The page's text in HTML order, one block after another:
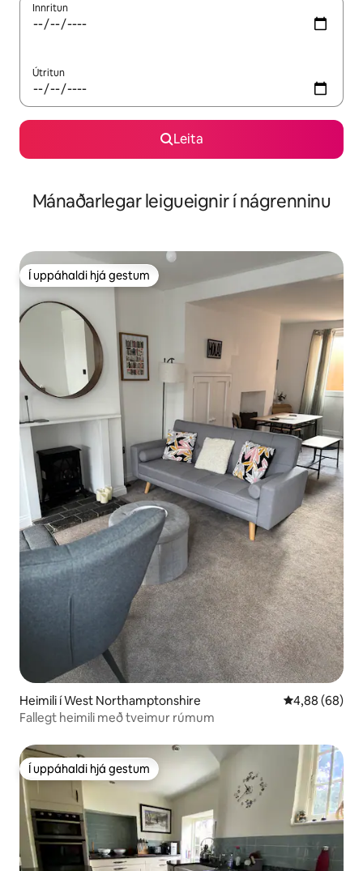
Innritun
Útritun
Leita
Mánaðarlegar leigueignir í nágrenninu
Í uppáhaldi hjá gestum
Í uppáhaldi hjá gestum
Heimili í West Northamptonshire 4,88 af 5 í
4,88 (68)
Fallegt heimili með tveimur rúmum
Í uppáhaldi hjá gestum
Í uppáhaldi hjá gestum